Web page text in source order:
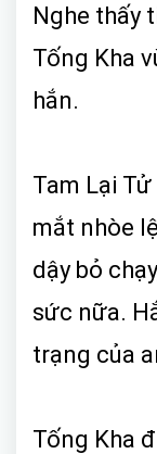
Nghe thấy
Tống Kha
hắn.
Tam Lại
mắt nhòe
dậy bỏ
sức nữa.
trạng của
Tống Kha